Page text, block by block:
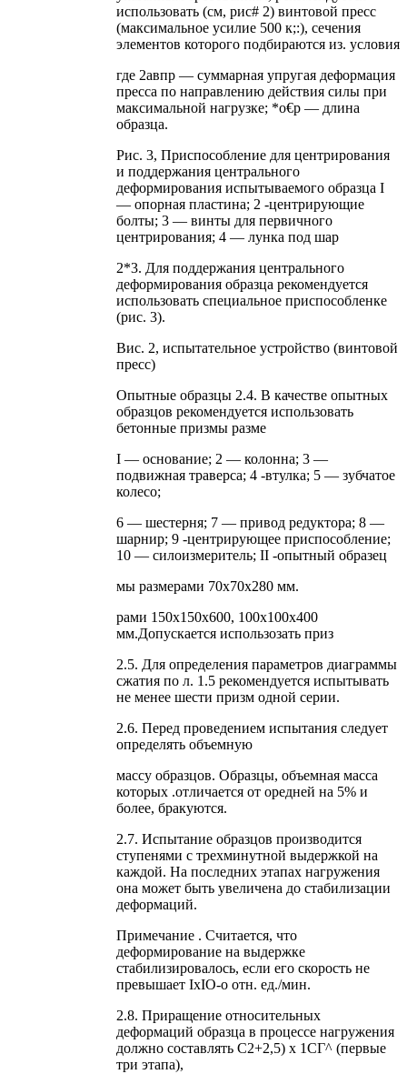
использовать (см, рис# 2) винтовой пресс
(максимальное усилие 500 к;:), сечения
элементов которого подбираются из. условия
где 2авпр — суммарная упругая деформация
пресса по направлению действия силы при
максимальной нагрузке; *о€р — длина
образца.
Рис. 3, Приспособление для центрирования
и поддержания центрального
деформирования испытываемого образца I
— опорная пластина; 2 -центрирующие
болты; 3 — винты для первичного
центрирования; 4 — лунка под шар
2*3. Для поддержания центрального
деформирования образца рекомендуется
использовать специальное приспособленке
(рис. 3).
Вис. 2, испытательное устройство (винтовой
пресс)
Опытные образцы 2.4. В качестве опытных
образцов рекомендуется использовать
бетонные призмы разме
I — основание; 2 — колонна; 3 —
подвижная траверса; 4 -втулка; 5 — зубчатое
колесо;
6 — шестерня; 7 — привод редуктора; 8 —
шарнир; 9 -центрирующее приспособление;
10 — силоизмеритель; II -опытный образец
мы размерами 70x70x280 мм.
рами 150x150x600, 100x100x400
мм.Допускается использозать приз
2.5. Для определения параметров диаграммы
сжатия по л. 1.5 рекомендуется испытывать
не менее шести призм одной серии.
2.6. Перед проведением испытания следует
определять объемную
массу образцов. Образцы, объемная масса
которых .отличается от оредней на 5% и
более, бракуются.
2.7. Испытание образцов производится
ступенями с трехминутной выдержкой на
каждой. На последних этапах нагружения
она может быть увеличена до стабилизации
деформаций.
Примечание . Считается, что
деформирование на выдержке
стабилизировалось, если его скорость не
превышает IxIO-o отн. ед./мин.
2.8. Приращение относительных
деформаций образца в процессе нагружения
должно составлять С2+2,5) х 1СГ^ (первые
три этапа),